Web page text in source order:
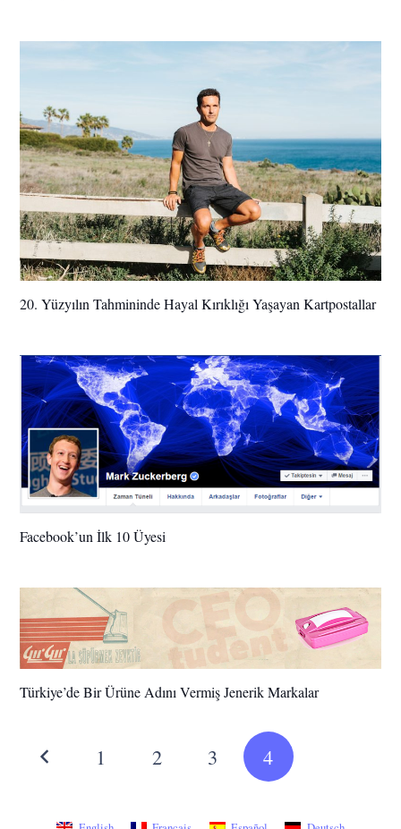
20. Yüzyılın Tahmininde Hayal Kırıklığı Yaşayan Kartpostallar
Facebook’un İlk 10 Üyesi
Türkiye’de Bir Ürüne Adını Vermiş Jenerik Markalar
1 2 3 4